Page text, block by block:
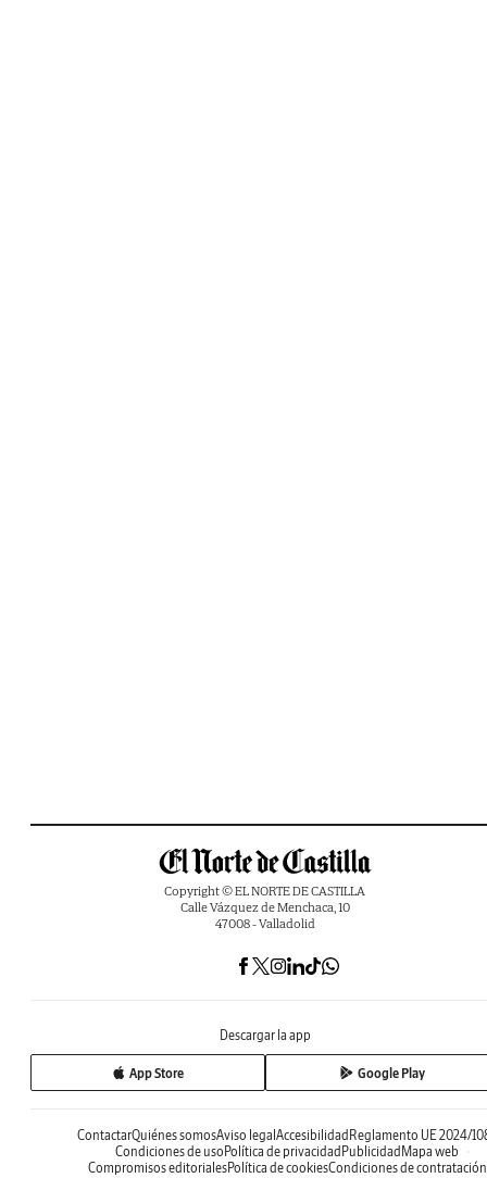
Copyright © EL NORTE DE CASTILLA
Calle Vázquez de Menchaca, 10
47008 - Valladolid
Descargar la app
App Store Google Play
ContactarQuiénes somosAviso legal Accesibilidad Reglamento UE 2024/
Condiciones de uso Política de privacidad Publicidad Mapa web
Compromisos editorialesPolítica de cookiesCondiciones de contratación